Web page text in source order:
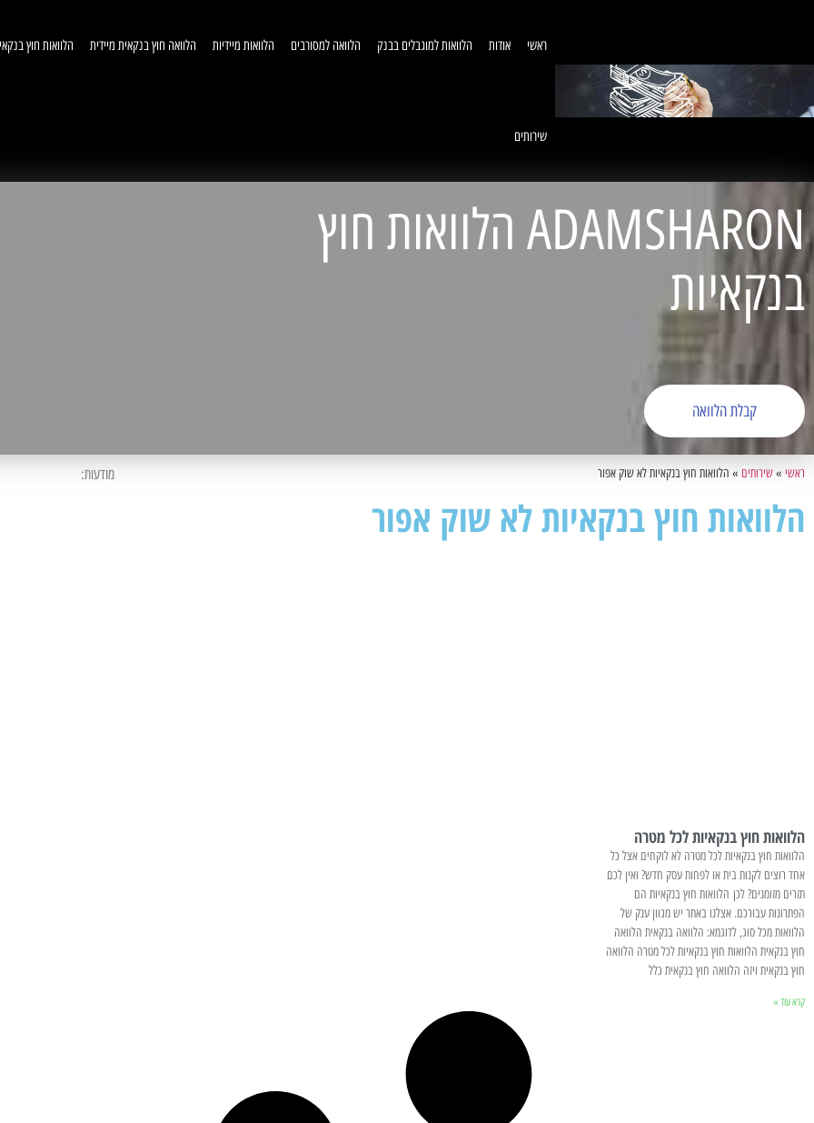
ראשי אודות הלוואות למוגבלים בבנק הלוואה למסורבים הלוואות מיידיות הלוואה חוץ בנקאית מיידית הלוואות חוץ
שירותים
ADAMSHARON הלוואות חוץ
בנקאיות
קבלת הלוואה
ראשי »שירותים » הלוואות חוץ בנקאיות לא שוק אפור
הלוואות חוץ בנקאיות לא שוק אפור
הלוואות חוץ בנקאיות לכל מטרה
הלוואות חוץ בנקאיות לכל מטרה לא לוקחים אצל כל
אחד רוצים לקנות בית או לפחות עסק חדש? ואין לכם
תזרים מזומנים? לכן הלוואות חוץ בנקאיות הם
הפתרונות עבורכם. אצלנו באתר יש מגוון ענק של
הלוואות מכל סוג, לדוגמא: הלוואה בנקאית הלוואה
חוץ בנקאית הלוואות חוץ בנקאיות לכל מטרה הלוואה
חוץ בנקאית ויזה הלוואה חוץ בנקאית כלל
קרא עוד »
מודעות: